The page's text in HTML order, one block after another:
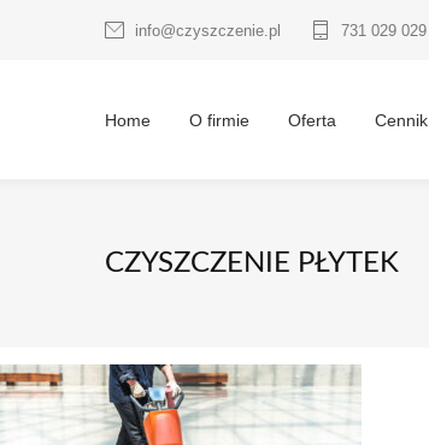
info@czyszczenie.pl 731 029 029
Home O firmie Oferta Cennik
CZYSZCZENIE PŁYTEK